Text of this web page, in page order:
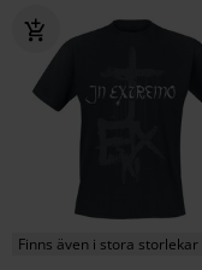
Finns även i stora storlekar